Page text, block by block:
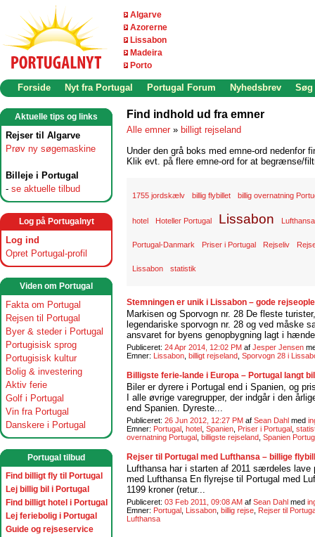
Algarve
Azorerne
Lissabon
Madeira
Porto
Forside Nyt fra Portugal Portugal Forum Nyhedsbrev Søg
Aktuelle tips og links
Rejser til Algarve
Prøv ny søgemaskine
Billeje i Portugal
- se aktuelle tilbud
Log på Portugalnyt
Log ind
Opret Portugal-profil
Viden om Portugal
Fakta om Portugal
Rejsen til Portugal
Byer & steder i Portugal
Portugisisk sprog
Portugisisk kultur
Bolig & investering
Aktiv ferie
Golf i Portugal
Vin fra Portugal
Danskere i Portugal
Portugal tilbud
Find billigt fly til Portugal
Lej billig bil i Portugal
Find billigt hotel i Portugal
Lej feriebolig i Portugal
Guide og rejseservice
Find indhold ud fra emner
Alle emner » billigt rejseland
Under den grå boks med emne-ord nedenfor
Klik evt. på flere emne-ord for at begrænse/
1755 jordskælv billig flybillet billig overnatning
hotel Hoteller Portugal Lissabon Lufthansa
Portugal-Danmark Priser i Portugal Rejseliv
Lissabon statistik
Stemningen er unik i Lissabon – gode
Markisen og Sporvogn nr. 28 De fleste
legendariske sporvogn nr. 28 og ved
ansvaret for byens genopbygning lagt i
Publiceret: 24 Apr 2014, 12:02 PM af Jesper Jensen
Emner: Lissabon billigt rejseland Sporvogn 28 i
Billigste ferie-lande i Europa – Portugal langt
Biler er dyrere i Portugal end i Spanien, og
I alle øvrige varegrupper, der indgår i den
end Spanien. Dyreste...
Publiceret: 26 Jun 2012, 12:27 PM af Sean Dahl med
Emner: Portugal hotel Spanien Priser i Portugal
overnatning Portugal billigste rejseland Spanien
Rejser til Portugal med Lufthansa – billige
Lufthansa har i starten af 2011 særdeles
med Lufthansa En flyrejse til Portugal med
1199 kroner (retur...
Publiceret: 03 Feb 2011, 09:08 AM af Sean Dahl med
Emner: Portugal Lissabon billig rejse Rejser til
Lufthansa